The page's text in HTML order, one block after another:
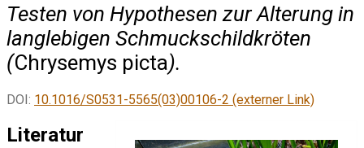
Testen von Hypothesen zur Alterung in
langlebigen Schmuckschildkröten
(Chrysemys picta).
DOI: 10.1016/S0531-5565(03)00106-2 (externer Link)
Literatur